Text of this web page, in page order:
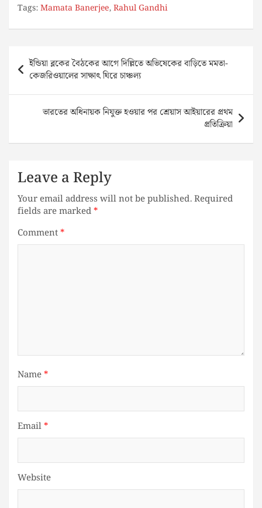
Tags:Mamata Banerjee,Rahul Gandhi
Post
navigation
ইন্ডিয়া ব্লকের বৈঠকের আগে দিল্লিতে অভিষেকের বাড়িতে মমতা-
কেজরিওয়ালের সাক্ষাৎ ঘিরে চাঞ্চল্য
ভারতের অধিনায়ক নিযুক্ত হওয়ার পর শ্রেয়াস আইয়ারের প্রথম
প্রতিক্রিয়া
Leave a Reply
Your email address will not be published.Required
fields are marked*
Comment*
Name*
Email*
Website